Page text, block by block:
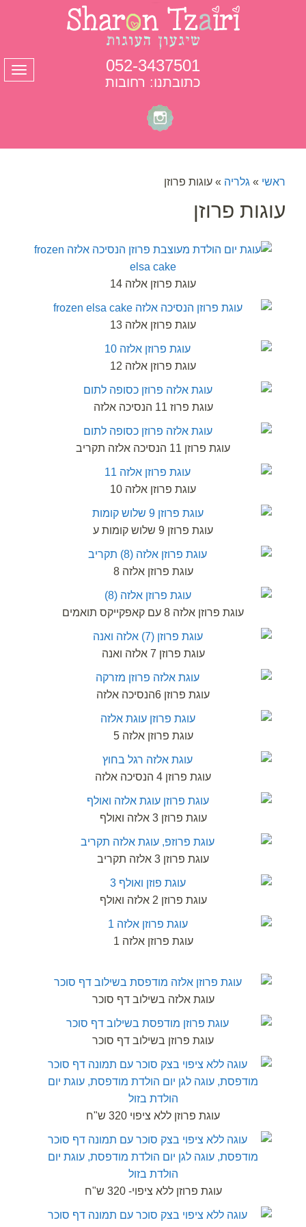
052-3437501
כתובתנו: רחובות
ראשי » גלריה » עוגות פרוזן
עוגות פרוזן
עוגת פרוזן אלזה 14
עוגת פרוזן אלזה 13
עוגת פרוזן אלזה 12
עוגת פרוז 11 הנסיכה אלזה
עוגת פרוזן 11 הנסיכה אלזה תקריב
עוגת פרוזן אלזה 10
עוגת פרוזן 9 שלוש קומות ע
עוגת פרוזן אלזה 8
עוגת פרוזן אלזה 8 עם קאפקייקס תואמים
עוגת פרוזן 7 אלזה ואנה
עוגת פרוזן 6הנסיכה אלזה
עוגת פרוזן אלזה 5
עוגת פרוזן 4 הנסיכה אלזה
עוגת פרוזן 3 אלזה ואולף
עוגת פרוזן 3 אלזה תקריב
עוגת פרוזן 2 אלזה ואולף
עוגת פרוזן אלזה 1
עוגת אלזה בשילוב דף סוכר
עוגת פרוזן בשילוב דף סוכר
עוגת פרוזן ללא ציפוי 320 ש"ח
עוגת פרוזן ללא ציפוי- 320 ש"ח